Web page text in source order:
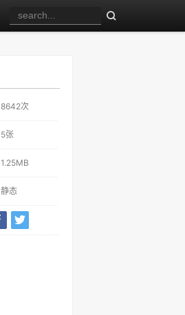
8642次
5张
1.25MB
静态